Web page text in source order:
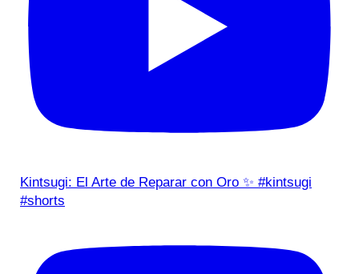
Kintsugi: El Arte de Reparar con Oro ✨ #kintsugi
#shorts